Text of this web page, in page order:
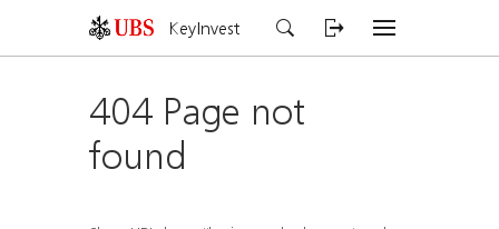
KeyInvest
404 Page not
found